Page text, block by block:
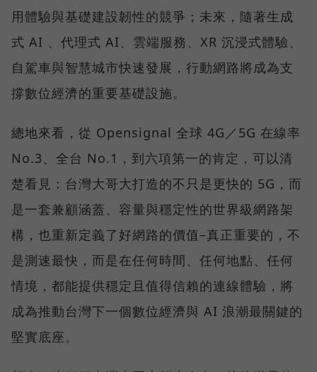
用體驗與基礎建設韌性的競爭；未來，隨著生成
式 AI 、代理式 AI、雲端服務、XR 沉浸式體驗、
自駕車與智慧城市快速發展，行動網路將成為支
撐數位經濟的重要基礎設施。
總地來看，從 Opensignal 全球 4G／5G 在線率
No.3、全台 No.1，到六項第一的肯定，可以清
楚看見：台灣大哥大打造的不只是更快的 5G，而
是一套兼顧涵蓋、容量與穩定性的世界級網路架
構，也重新定義了好網路的價值–真正重要的，不
是測速最快，而是在任何時間、任何地點、任何
情境，都能提供穩定且值得信賴的連線體驗，將
成為推動台灣下一個數位經濟與 AI 浪潮最關鍵的
堅實底座。